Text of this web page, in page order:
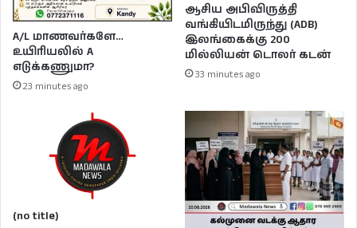
A/L மாணவர்களே…
உயிரியலில் A
எடுக்கணுமா?
23 minutes ago
ஆசிய அபிவிருத்தி
வங்கியிடமிருந்து (ADB)
இலங்கைக்கு 200
மில்லியன் டொலர் கடன்
33 minutes ago
(no title)